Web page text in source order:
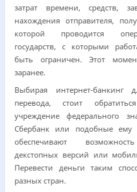
затрат времени, средств,
нахождения отправителя,
которой проводится
государств, с которыми
быть ограничен. Этот
заранее.
Выбирая интернет-банкинг
перевода, стоит
учреждение федерального
Сбербанк или подобные ему
обеспечивают
декстопных версий или
Перевести деньги таким
разных стран.